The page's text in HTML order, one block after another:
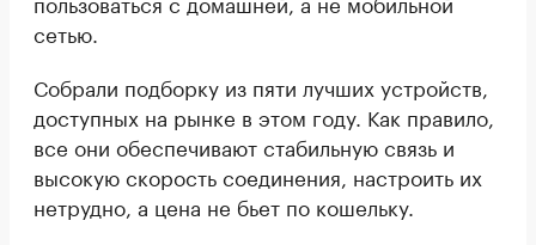
сетью.
Собрали подборку из пяти лучших устройств,
доступных на рынке в этом году. Как правило,
все они обеспечивают стабильную связь и
высокую скорость соединения, настроить их
нетрудно, а цена не бьет по кошельку.